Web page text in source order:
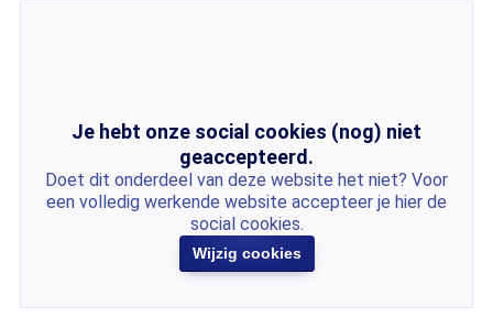
Je hebt onze social cookies (nog) niet
geaccepteerd.
Doet dit onderdeel van deze website het niet? Voor
een volledig werkende website accepteer je hier de
social cookies.
Wijzig cookies